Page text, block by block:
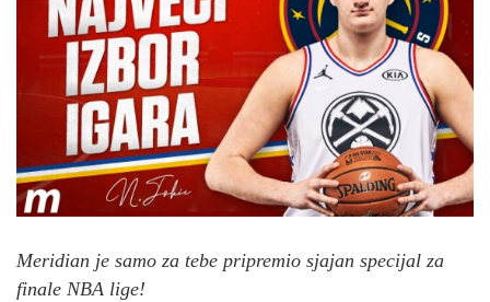
Meridian je samo za tebe pripremio sjajan specijal za
finale NBA lige!